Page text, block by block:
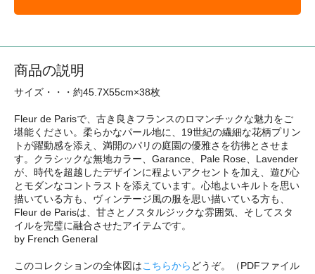
商品の説明
サイズ・・・約45.7X55cm×38枚
Fleur de Parisで、古き良きフランスのロマンチックな魅力をご
堪能ください。柔らかなパール地に、19世紀の繊細な花柄プリン
トが躍動感を添え、満開のパリの庭園の優雅さを彷彿とさせま
す。クラシックな無地カラー、Garance、Pale Rose、Lavender
が、時代を超越したデザインに程よいアクセントを加え、遊び心
とモダンなコントラストを添えています。心地よいキルトを思い
描いている方も、ヴィンテージ風の服を思い描いている方も、
Fleur de Parisは、甘さとノスタルジックな雰囲気、そしてスタ
イルを完璧に融合させたアイテムです。
by French General
このコレクションの全体図はこちらから どうぞ。（PDFファイル